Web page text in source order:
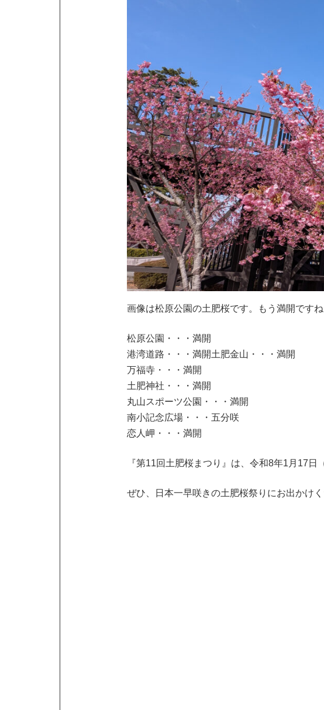
画像は松原公園の土肥桜です。もう満開です
松原公園・・・満開
港湾道路・・・満開土肥金山・・・満開
万福寺・・・満開
土肥神社・・・満開
丸山スポーツ公園・・・満開
南小記念広場・・・五分咲
恋人岬・・・満開
『第11回土肥桜まつり』は、令和8年1月17
ぜひ、日本一早咲きの土肥桜祭りにお出かけく